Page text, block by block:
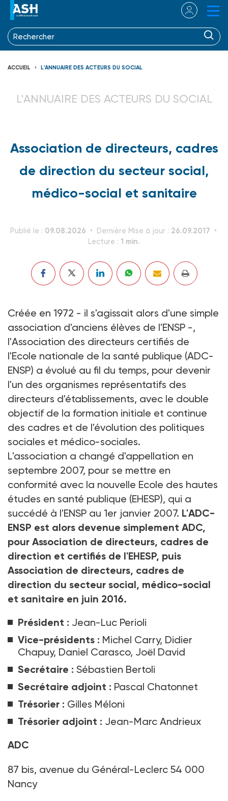
ACCUEIL L'ANNUAIRE DES ACTEURS DU SOCIAL
L'ANNUAIRE DES ACTEURS DU SOCIAL
Association de directeurs, cadres
de direction du secteur social,
médico-social et sanitaire
Publié le : 09.08.2026 Dernière Mise à jour : 26.09.2017
Lecture : 1 min.
Créée en 1972 - il s'agissait alors d'une simple
association d'anciens élèves de l'ENSP -,
l'Association des directeurs certifiés de
l'Ecole nationale de la santé publique (ADC-
ENSP) a évolué au fil du temps, pour devenir
l'un des organismes représentatifs des
directeurs d'établissements, avec le double
objectif de la formation initiale et continue
des cadres et de l'évolution des politiques
sociales et médico-sociales.
L'association a changé d'appellation en
septembre 2007, pour se mettre en
conformité avec la nouvelle Ecole des hautes
études en santé publique (EHESP), qui a
succédé à l'ENSP au 1er janvier 2007. L'ADC-
ENSP est alors devenue simplement ADC,
pour Association de directeurs, cadres de
direction et certifiés de l'EHESP, puis
Association de directeurs, cadres de
direction du secteur social, médico-social
et sanitaire en juin 2016.
Président : Jean-Luc Perioli
Vice-présidents : Michel Carry, Didier
Chapuy, Daniel Carasco, Joël David
Secrétaire : Sébastien Bertoli
Secrétaire adjoint : Pascal Chatonnet
Trésorier : Gilles Méloni
Trésorier adjoint : Jean-Marc Andrieux
ADC
87 bis, avenue du Général-Leclerc 54 000
Nancy